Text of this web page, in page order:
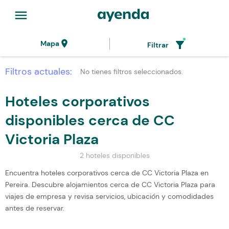
menu
Mapalocation_on Filtrar filter_alt
Filtros actuales: No tienes filtros seleccionados.
Hoteles corporativos
disponibles cerca de CC
Victoria Plaza
2 hoteles disponibles
Encuentra hoteles corporativos cerca de CC Victoria Plaza en
Pereira. Descubre alojamientos cerca de CC Victoria Plaza para
viajes de empresa y revisa servicios, ubicación y comodidades
antes de reservar.